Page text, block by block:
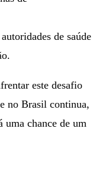
de saúde
este desafio
no Brasil continua,
uma chance de um